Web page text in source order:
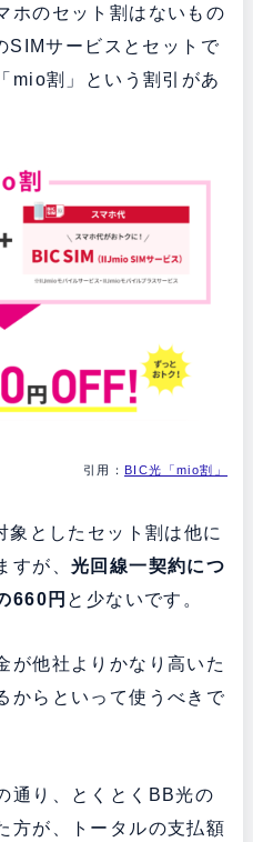
ホのセット割はないもの
サービスとセットで
mio割」という割引があ
引用： BIC光「mio割」
象としたセット割は他に
すが、 光回線一契約につ
660円 と少ないです。
が他社よりかなり高いた
からといって使うべきで
通り、とくとくBB光の
方が、トータルの支払額